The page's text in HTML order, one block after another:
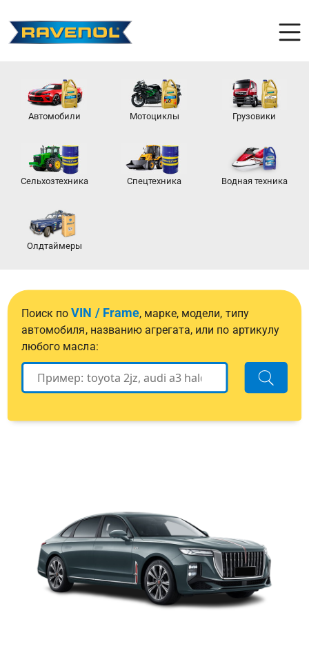
Автомобили Мотоциклы Грузовики
Сельхозтехника Спецтехника Водная техника
Олдтаймеры
Поиск поVIN / Frame, марке, модели, типу
автомобиля, названию агрегата, или по артикулу
любого масла: